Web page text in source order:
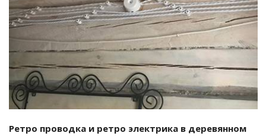
Смотреть проект
Ретро проводка и ретро электрика в деревянном